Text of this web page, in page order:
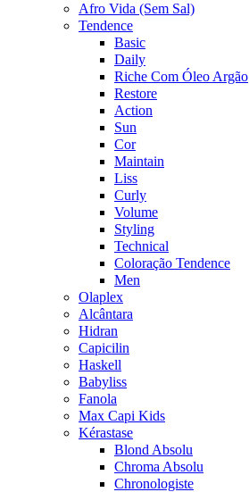
Afro Vida (Sem Sal)
Tendence
Basic
Daily
Riche Com Óleo Argão
Restore
Action
Sun
Cor
Maintain
Liss
Curly
Volume
Styling
Technical
Coloração Tendence
Men
Olaplex
Alcântara
Hidran
Capicilin
Haskell
Babyliss
Fanola
Max Capi Kids
Kérastase
Blond Absolu
Chroma Absolu
Chronologiste